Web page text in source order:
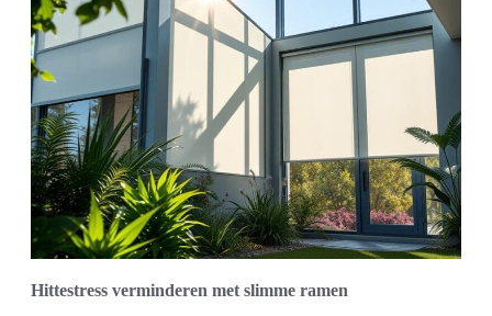
Hittestress verminderen met slimme ramen